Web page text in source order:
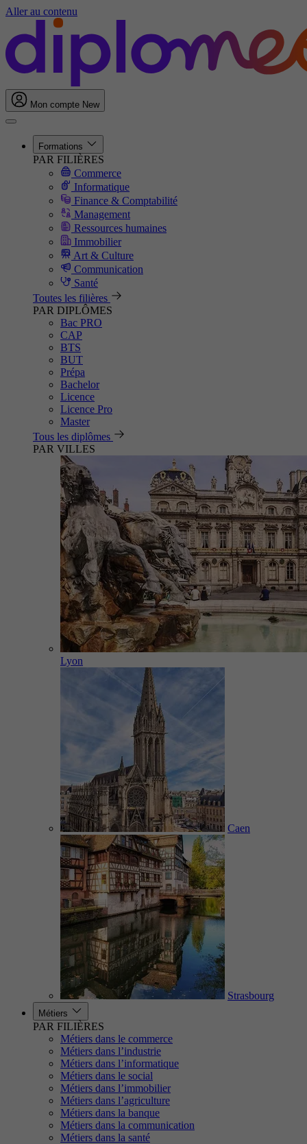
Aller au contenu
Mon compte New
Formations
PAR FILIÈRES
Commerce
Informatique
Finance & Comptabilité
Management
Ressources humaines
Immobilier
Art & Culture
Communication
Santé
Toutes les filières
PAR DIPLÔMES
Bac PRO
CAP
BTS
BUT
Prépa
Bachelor
Licence
Licence Pro
Master
Tous les diplômes
PAR VILLES
Lyon
Caen
Strasbourg
Métiers
PAR FILIÈRES
Métiers dans le commerce
Métiers dans l’industrie
Métiers dans l’informatique
Métiers dans le social
Métiers dans l’immobilier
Métiers dans l’agriculture
Métiers dans la banque
Métiers dans la communication
Métiers dans la santé